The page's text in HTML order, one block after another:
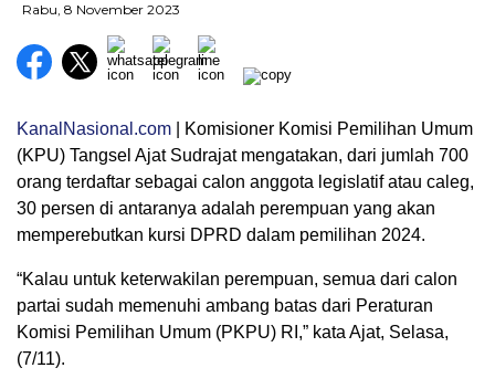
Rabu, 8 November 2023
KanalNasional.com | Komisioner Komisi Pemilihan Umum
(KPU) Tangsel Ajat Sudrajat mengatakan, dari jumlah 700
orang terdaftar sebagai calon anggota legislatif atau caleg,
30 persen di antaranya adalah perempuan yang akan
memperebutkan kursi DPRD dalam pemilihan 2024.
“Kalau untuk keterwakilan perempuan, semua dari calon
partai sudah memenuhi ambang batas dari Peraturan
Komisi Pemilihan Umum (PKPU) RI,” kata Ajat, Selasa,
(7/11).